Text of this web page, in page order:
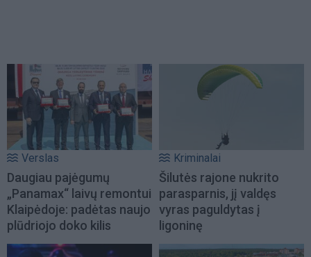
Verslas
Daugiau pajėgumų
„Panamax“ laivų remontui
Klaipėdoje: padėtas naujo
plūdriojo doko kilis
Kriminalai
Šilutės rajone nukrito
parasparnis, jį valdęs
vyras paguldytas į
ligoninę